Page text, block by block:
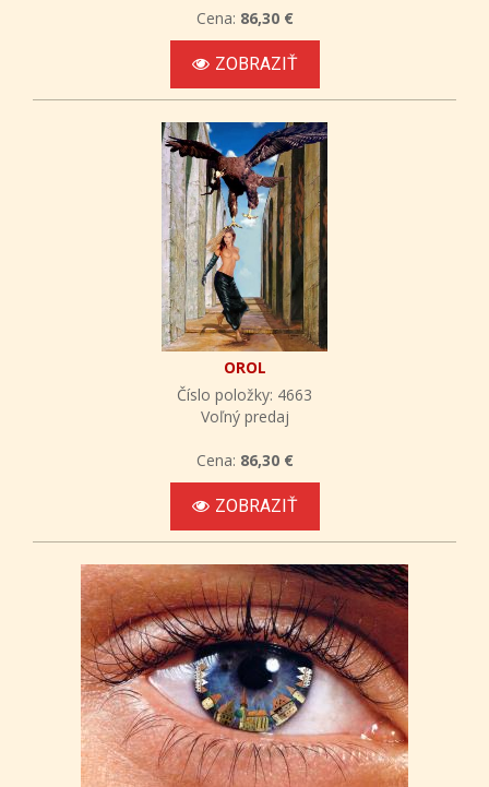
Cena: 86,30 €
ZOBRAZIŤ
OROL
Číslo položky: 4663
Voľný predaj
Cena: 86,30 €
ZOBRAZIŤ